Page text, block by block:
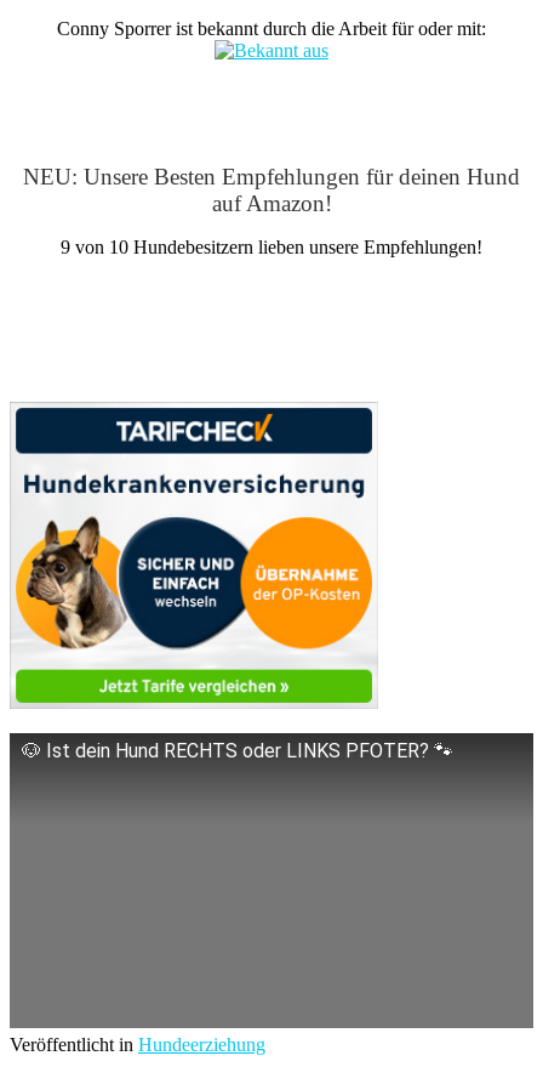
Conny Sporrer ist bekannt durch die Arbeit für oder mit:
NEU: Unsere Besten Empfehlungen für deinen Hund
auf Amazon!
9 von 10 Hundebesitzern lieben unsere Empfehlungen!
🐶 Ist dein Hund RECHTS oder LINKS PFOTER? 🐾
Veröffentlicht in Hundeerziehung